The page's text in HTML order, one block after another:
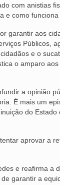
com anistias
e como funciona
garantir aos
Públicos,
e o
o amparo
a opinião
É mais um
do
aprovar a
e reafirma a
garantir a